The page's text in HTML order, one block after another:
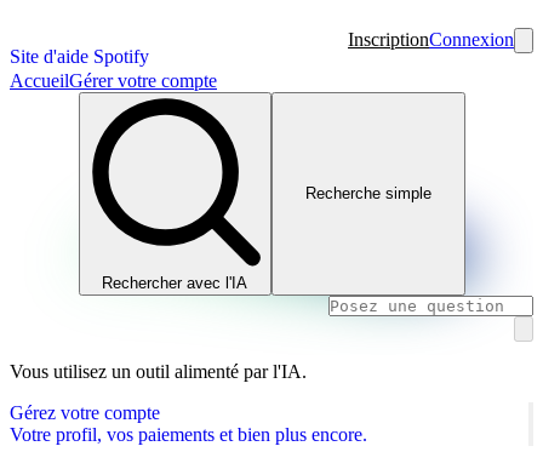
Site d'aide Spotify
InscriptionConnexion
AccueilGérer votre compte
Rechercher avec l'IA
Recherche simple
Vous utilisez un outil alimenté par l'IA.
Gérez votre compte
Votre profil, vos paiements et bien plus encore.